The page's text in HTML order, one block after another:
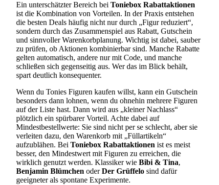
Ein unterschätzter Bereich bei Toniebox Rabattaktionen
ist die Kombination von Vorteilen. In der Praxis entstehen
die besten Deals häufig nicht nur durch „Figur reduziert“,
sondern durch das Zusammenspiel aus Rabatt, Gutschein
und sinnvoller Warenkorbplanung. Wichtig ist dabei, sauber
zu prüfen, ob Aktionen kombinierbar sind. Manche Rabatte
gelten automatisch, andere nur mit Code, und manche
schließen sich gegenseitig aus. Wer das im Blick behält,
spart deutlich konsequenter.
Wenn du Tonies Figuren kaufen willst, kann ein Gutschein
besonders dann lohnen, wenn du ohnehin mehrere Figuren
auf der Liste hast. Dann wird aus „kleiner Nachlass“
plötzlich ein spürbarer Vorteil. Achte dabei auf
Mindestbestellwerte: Sie sind nicht per se schlecht, aber sie
verleiten dazu, den Warenkorb mit „Füllartikeln“
aufzublähen. Bei Toniebox Rabattaktionen ist es meist
besser, den Mindestwert mit Figuren zu erreichen, die
wirklich genutzt werden. Klassiker wie Bibi & Tina,
Benjamin Blümchen oderDer Grüffelo sind dafür
geeigneter als spontane Experimente.